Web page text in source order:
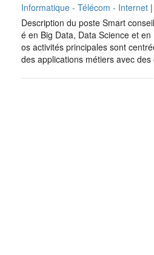
Informatique - Télécom - Internet |
Description du poste Smart
é en Big Data, Data Science et
os activités principales sont
des applications métiers avec